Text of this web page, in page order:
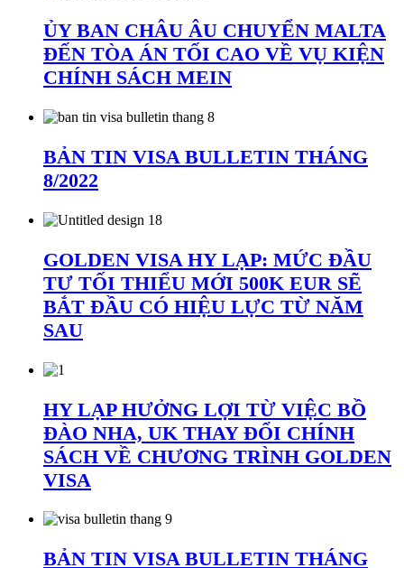
ỦY BAN CHÂU ÂU CHUYỂN MALTA
ĐẾN TÒA ÁN TỐI CAO VỀ VỤ KIỆN
CHÍNH SÁCH MEIN
BẢN TIN VISA BULLETIN THÁNG
8/2022
GOLDEN VISA HY LẠP: MỨC ĐẦU
TƯ TỐI THIỂU MỚI 500K EUR SẼ
BẮT ĐẦU CÓ HIỆU LỰC TỪ NĂM
SAU
HY LẠP HƯỞNG LỢI TỪ VIỆC BỒ
ĐÀO NHA, UK THAY ĐỔI CHÍNH
SÁCH VỀ CHƯƠNG TRÌNH GOLDEN
VISA
BẢN TIN VISA BULLETIN THÁNG